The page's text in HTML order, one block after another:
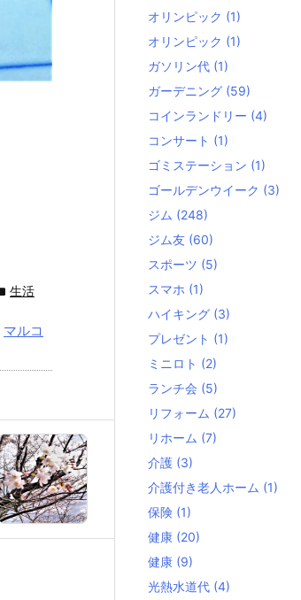
生活
マルコ
オリンピック (1)
オリンピック (1)
ガソリン代 (1)
ガーデニング (59)
コインランドリー (4)
コンサート (1)
ゴミステーション (1)
ゴールデンウイーク (3)
ジム (248)
ジム友 (60)
スポーツ (5)
スマホ (1)
ハイキング (3)
プレゼント (1)
ミニロト (2)
ランチ会 (5)
リフォーム (27)
リホーム (7)
介護 (3)
介護付き老人ホーム (1)
保険 (1)
健康 (20)
健康 (9)
光熱水道代 (4)